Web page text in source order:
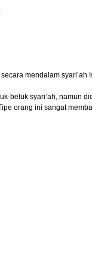
mendalam syari’ah
syari’ah, namun
orang ini sangat